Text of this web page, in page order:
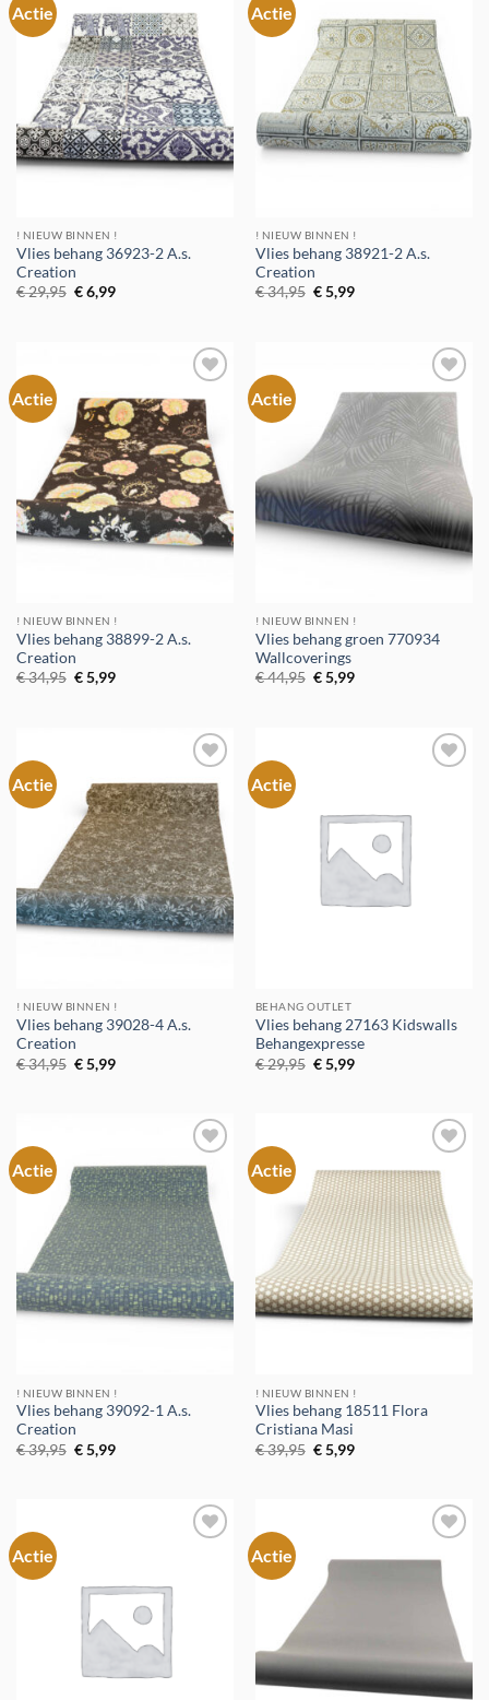
Actie
Toevoegen
aan
verlanglijst
! NIEUW BINNEN !
Vlies behang 36923-2 A.s.
Creation
€29,95 Oorspronkelijke
prijs
€6,99Huidige
Actie
aan
verlanglijst
! NIEUW BINNEN !
Vlies behang 38921-2 A.s.
Creation
€34,95 Oorspronkelijke
prijs
€5,99Huidige
Actie
Toevoegen
aan
verlanglijst
! NIEUW BINNEN !
Vlies behang 38899-2 A.s.
Creation
€34,95 Oorspronkelijke
prijs
€5,99Huidige
Actie
Toevoegen
verlanglijst
! NIEUW BINNEN !
Vlies behang groen 770934
Wallcoverings
€44,95 Oorspronkelijke
prijs
€5,99Huidige
Actie
Toevoegen
aan
verlanglijst
! NIEUW BINNEN !
Vlies behang 39028-4 A.s.
Creation
€34,95 Oorspronkelijke
prijs
€5,99Huidige
Actie
verlanglijst
BEHANG OUTLET
Vlies behang 27163 Kidswalls
Behangexpresse
€29,95 Oorspronkelijke
prijs
€5,99Huidige
Actie
Toevoegen
aan
verlanglijst
! NIEUW BINNEN !
Vlies behang 39092-1 A.s.
Creation
€39,95 Oorspronkelijke
prijs
€5,99Huidige
Actie
Toevoegen
aan
verlanglijst
! NIEUW BINNEN !
Vlies behang 18511 Flora
Cristiana Masi
€39,95 Oorspronkelijke
prijs
€5,99Huidige
Actie
verlanglijst
Actie
aan
verlanglijst